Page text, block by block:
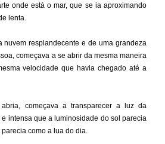
onde está o mar, que se ia aproximando
lenta.
nuvem resplandecente e de uma grandeza
começava a se abrir da mesma maneira
velocidade que havia chegado até a
começava a transparecer a luz da
intensa que a luminosidade do sol parecia
como a lua do dia.